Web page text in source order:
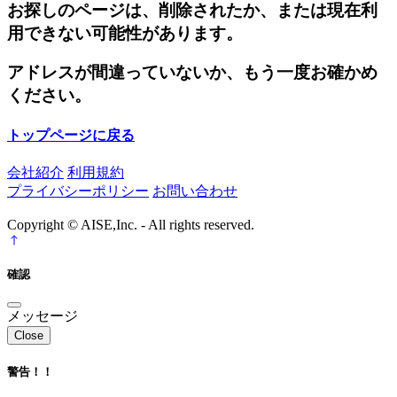
お探しのページは、削除されたか、または現在利
用できない可能性があります。
アドレスが間違っていないか、もう一度お確かめ
ください。
トップページに戻る
会社紹介 利用規約
プライバシーポリシー お問い合わせ
Copyright © AISE,Inc. - All rights reserved.
確認
メッセージ
Close
警告！！